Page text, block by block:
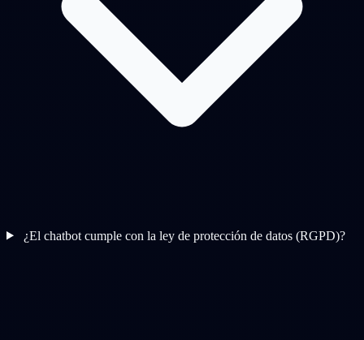
¿El chatbot cumple con la ley de protección de datos (RGPD)?